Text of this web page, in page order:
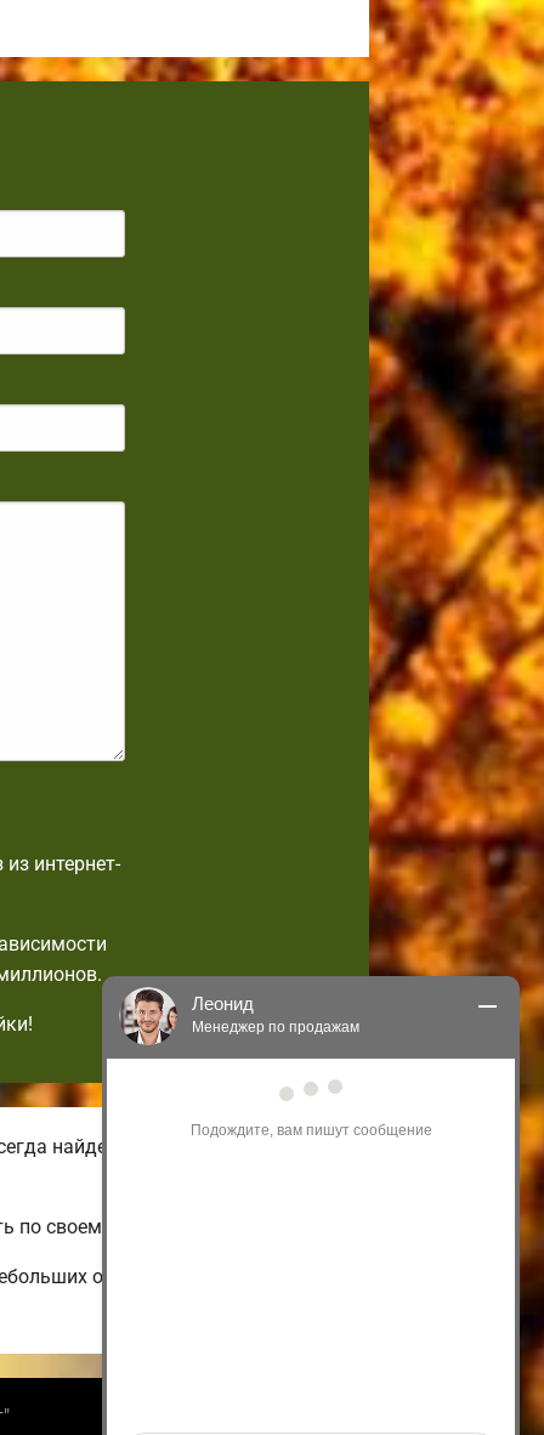
интернет-
найдете зимние и летние
своему вкусу.
одноэтажных и недорогих
Леонид
Менеджер по продажам
Здравствуйте! Я могу
акциям и проектам.